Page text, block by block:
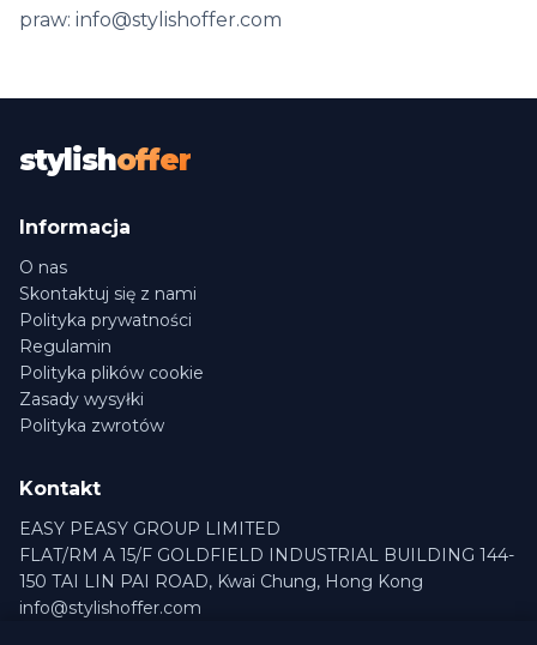
praw: info@stylishoffer.com
stylishoffer
Informacja
O nas
Skontaktuj się z nami
Polityka prywatności
Regulamin
Polityka plików cookie
Zasady wysyłki
Polityka zwrotów
Kontakt
EASY PEASY GROUP LIMITED
FLAT/RM A 15/F GOLDFIELD INDUSTRIAL BUILDING 144-
150 TAI LIN PAI ROAD, Kwai Chung, Hong Kong
info@stylishoffer.com